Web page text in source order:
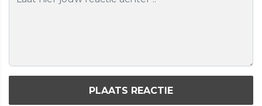
PLAATS REACTIE